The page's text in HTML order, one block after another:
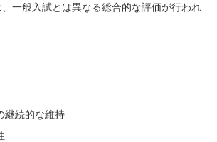
一般入試とは異なる総合的な評価が行われ
継続的な維持